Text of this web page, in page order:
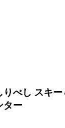
べし スキ
ター